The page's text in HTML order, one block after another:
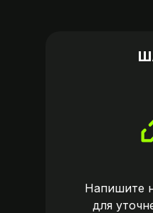
Напишите
для